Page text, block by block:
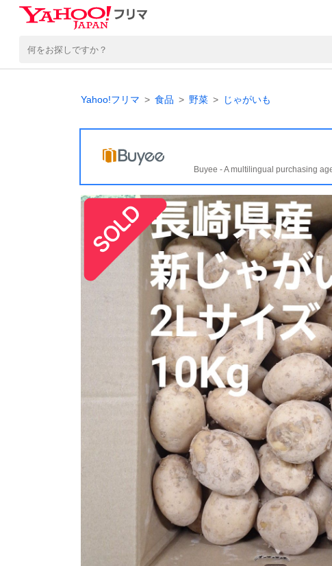
Yahoo!フリマ 食品 野菜 じゃがいも
Buyee - A multilingual purchasing